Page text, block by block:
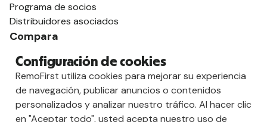
Programa de socios
Distribuidores asociados
Compara
vs. Remoto
vs. Ostra
vs. Multiplicador
Configuración de cookies
RemoFirst utiliza cookies para mejorar su experiencia
de navegación, publicar anuncios o contenidos
personalizados y analizar nuestro tráfico. Al hacer clic
en "Aceptar todo", usted acepta nuestro uso de